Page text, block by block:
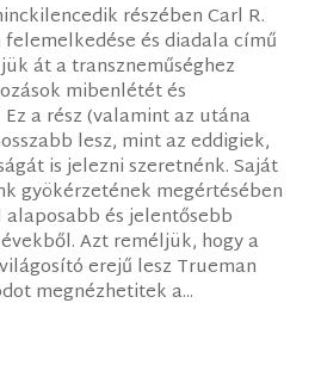
részében Carl R.
és diadala című
át a transzneműséghez
mibenlétét és
a rész (valamint az utána
lesz, mint az eddigiek,
is jelezni szeretnénk. Saját
gyökérzetének megértésében
és jelentősebb
Azt reméljük, hogy a
erejű lesz Trueman
megnézhetitek a...